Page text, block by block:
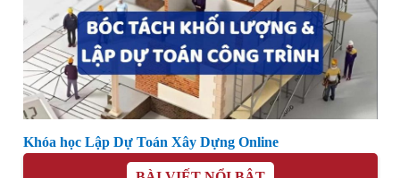
Khóa học Lập Dự Toán Xây Dựng Online